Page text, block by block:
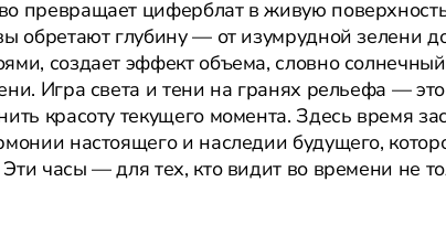
превращает циферблат в живую
обретают глубину — от изумрудной зелени
создает эффект объема, словно солнечный
Игра света и тени на гранях рельефа —
красоту текущего момента. Здесь время
настоящего и наследии будущего,
часы — для тех, кто видит во времени не